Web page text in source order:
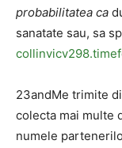
probabilitatea ca
sanatate sau, sa
23andMe trimite
colecta mai multe
numele